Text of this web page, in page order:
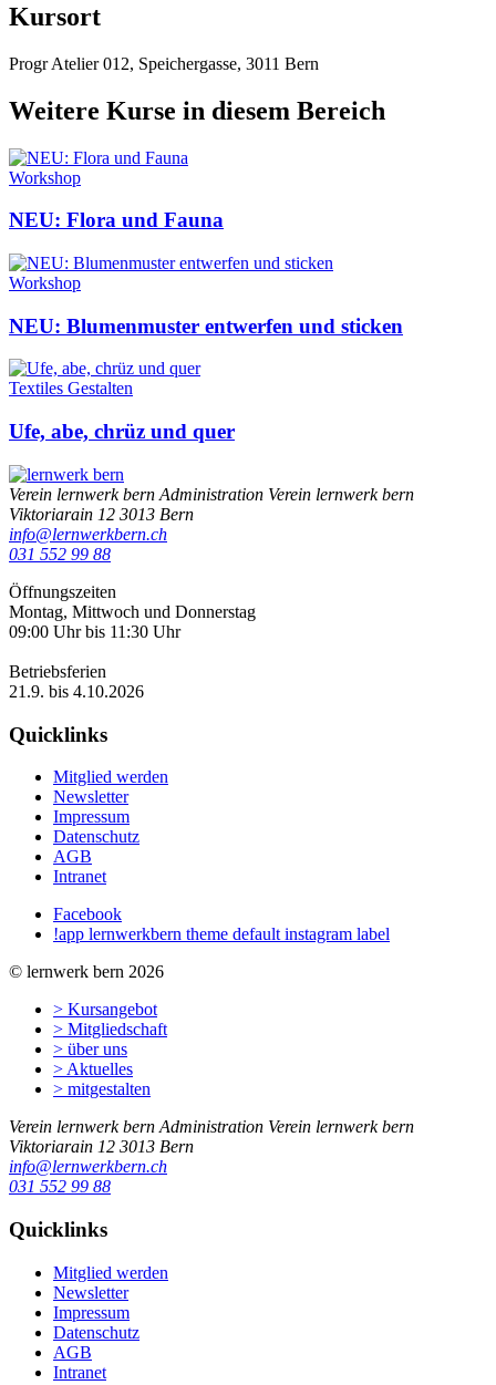
Kursort
Progr Atelier 012, Speichergasse, 3011 Bern
Weitere Kurse in diesem Bereich
Workshop
NEU: Flora und Fauna
Workshop
NEU: Blumenmuster entwerfen und sticken
Textiles Gestalten
Ufe, abe, chrüz und quer
Verein lernwerk bern Administration Verein lernwerk bern
Viktoriarain 12 3013 Bern
info@lernwerkbern.ch
031 552 99 88
Öffnungszeiten
Montag, Mittwoch und Donnerstag
09:00 Uhr bis 11:30 Uhr
Betriebsferien
21.9. bis 4.10.2026
Quicklinks
Mitglied werden
Newsletter
Impressum
Datenschutz
AGB
Intranet
Facebook
!app lernwerkbern theme default instagram label
© lernwerk bern 2026
> Kursangebot
> Mitgliedschaft
> über uns
> Aktuelles
> mitgestalten
Verein lernwerk bern Administration Verein lernwerk bern
Viktoriarain 12 3013 Bern
info@lernwerkbern.ch
031 552 99 88
Quicklinks
Mitglied werden
Newsletter
Impressum
Datenschutz
AGB
Intranet